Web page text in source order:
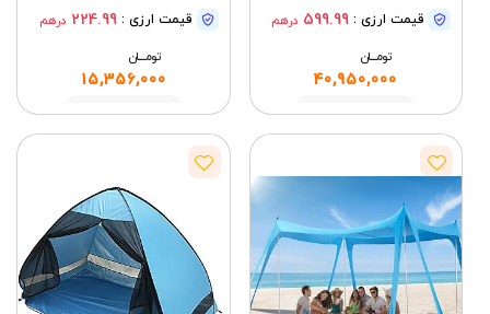
باغ، عرشه (خاکستری)قیمت ارزی : 599.99 درهم
تومــــــان
40,950,000
مشاهده
قیمت ارزی : 224.99 درهم
تومــــــان
15,356,000
مشاهده